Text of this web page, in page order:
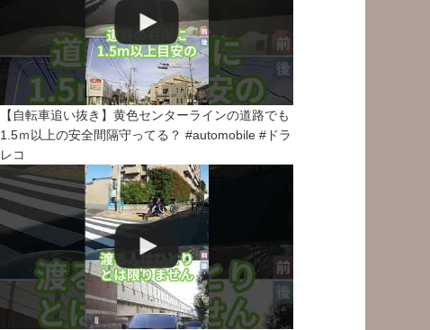
【自転車追い抜き】黄色センターラインの道路でも
1.5ｍ以上の安全間隔守ってる？ #automobile #ドラ
レコ